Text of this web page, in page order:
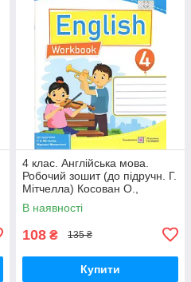
4 клас. Англійська мова.
Робочий зошит (до підручн. Г.
Мітчелла) Косован О.,
Вітушинська Н. ПіП
В наявності
108 ₴ 135 ₴
Купити